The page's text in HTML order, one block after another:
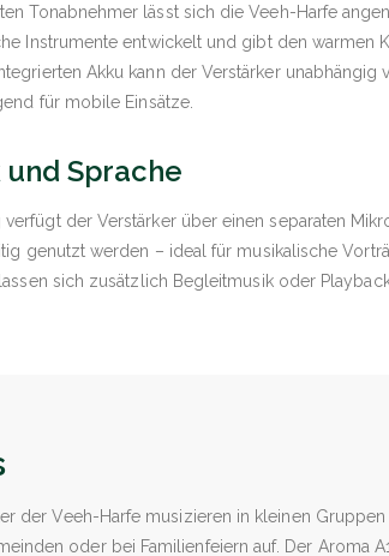
Tonabnehmer lässt sich die Veeh-Harfe
Instrumente entwickelt und gibt den warmen
Akku kann der Verstärker unabhängig
für mobile Einsätze.
Sprache
der Verstärker über einen separaten
genutzt werden – ideal für musikalische
sich zusätzlich Begleitmusik oder
der Veeh-Harfe musizieren in kleinen
oder bei Familienfeiern auf. Der Aroma